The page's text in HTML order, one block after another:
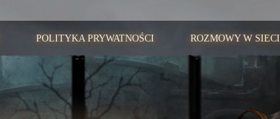
POLITYKA PRYWATNOŚCI ROZMOWY W SIECI